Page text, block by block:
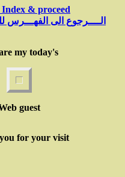
& proceed
الــــرجوع الى الفهـــرس
my today's
guest
for your visit